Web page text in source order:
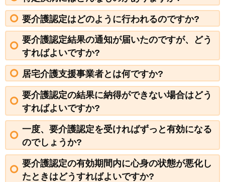
要介護認定はどのように行われるのですか?
要介護認定結果の通知が届いたのですが、どう
すればよいですか?
居宅介護支援事業者とは何ですか?
要介護認定の結果に納得ができない場合はどう
すればよいですか?
一度、要介護認定を受ければずっと有効になる
のでしょうか?
要介護認定の有効期間内に心身の状態が悪化し
たときはどうすればよいですか?